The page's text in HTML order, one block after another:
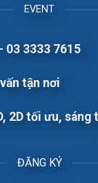
EVENT
03 3333 7615
tận nơi
2D tối ưu, sáng
ĐĂNG KÝ